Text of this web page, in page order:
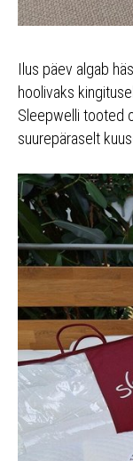
Ilus päev algab
hoolivaks
Sleepwelli tooted
suurepäraselt